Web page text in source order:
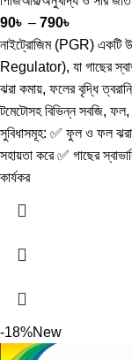
90৳ – 790৳
নাইট্রোজিম (PGR) একটি
Regulator), যা গাছের
ঝরা কমায়, ফলের বৃদ্ধি
টমেটোসহ বিভিন্ন সবজি,
সুবিধাসমূহ: ✅ ফুল ও ফল
সহায়তা করে ✅ গাছের
কার্যকর
-18%New